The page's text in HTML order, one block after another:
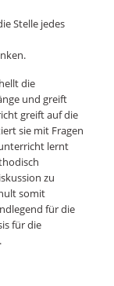
Stelle jedes
die
und greift
greift auf die
sie mit Fragen
lernt
zu
somit
für die
für die